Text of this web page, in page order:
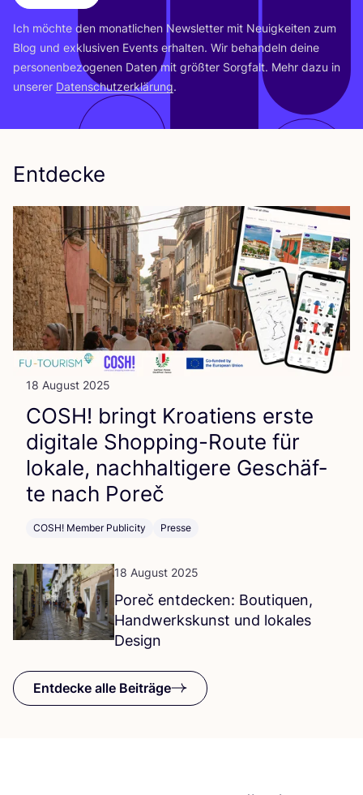
Ich möch­te den monat­li­chen News­let­ter mit Neu­ig­kei­ten zum
Blog und exklu­si­ven Events erhal­ten. Wir behan­deln dei­ne
per­so­nen­be­zo­ge­nen Daten mit größ­ter Sorg­falt. Mehr dazu in
unse­rer Daten­schutz­er­klä­rung.
Entdecke
18 August 2025
COSH! bringt Kroa­ti­ens ers­te
digi­ta­le Shop­ping-Rou­te für
loka­le, nach­hal­ti­ge­re Geschäf­
te nach Poreč
COSH! Member Publicity Presse
18 August 2025
Poreč ent­de­cken: Bou­ti­quen,
Hand­werks­kunst und loka­les
Design
Entdecke alle Beiträge